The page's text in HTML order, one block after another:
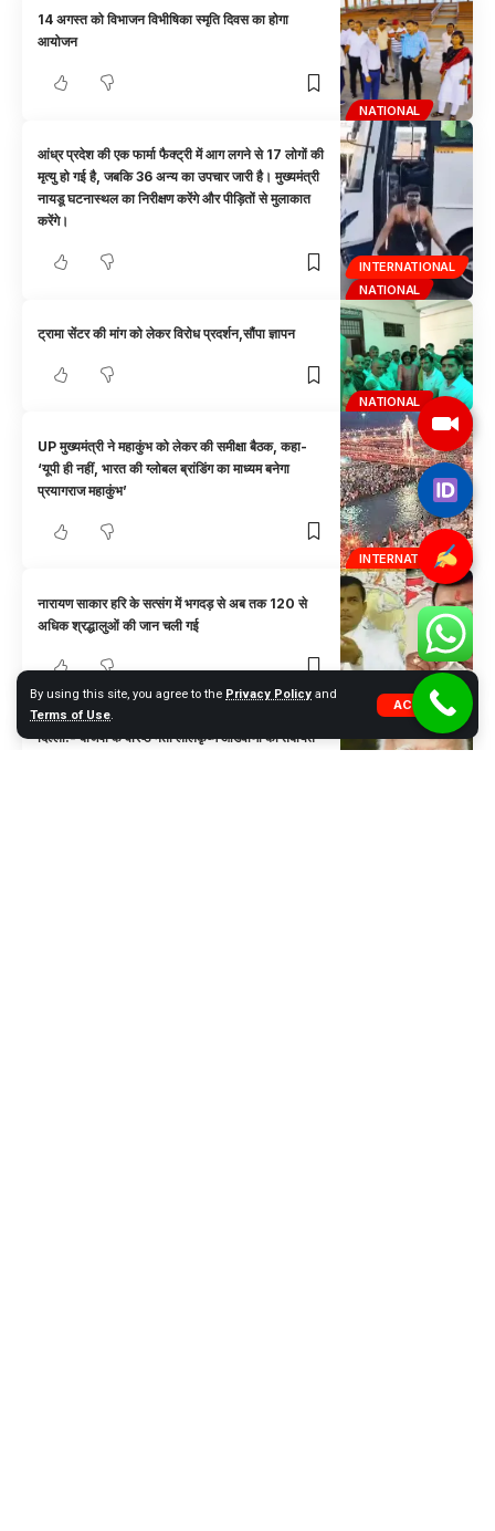
By using this site, you agree to the Privacy Policy and
Terms of Use.
ACCEPT
NATIONAL
14 अगस्त को विभाजन विभीषिका स्मृति दिवस का होगा
आयोजन
INTERNATIONAL
NATIONAL
आंध्र प्रदेश की एक फार्मा फैक्ट्री में आग लगने से 17 लोगों की
मृत्यु हो गई है, जबकि 36 अन्य का उपचार जारी है। मुख्यमंत्री
नायडू घटनास्थल का निरीक्षण करेंगे और पीड़ितों से मुलाकात
करेंगे।
NATIONAL
ट्रामा सेंटर की मांग को लेकर विरोध प्रदर्शन,सौंपा ज्ञापन
INTERNATIONAL
UP मुख्यमंत्री ने महाकुंभ को लेकर की समीक्षा बैठक, कहा-
‘यूपी ही नहीं, भारत की ग्लोबल ब्रांडिंग का माध्यम बनेगा
प्रयागराज महाकुंभ’
NATIONAL
नारायण साकार हरि के सत्संग में भगदड़ से अब तक 120 से
अधिक श्रद्धालुओं की जान चली गई
दिल्ली:- बीजेपी के वरिष्ठ नेता लालकृष्ण आडवाणी की तबीयत